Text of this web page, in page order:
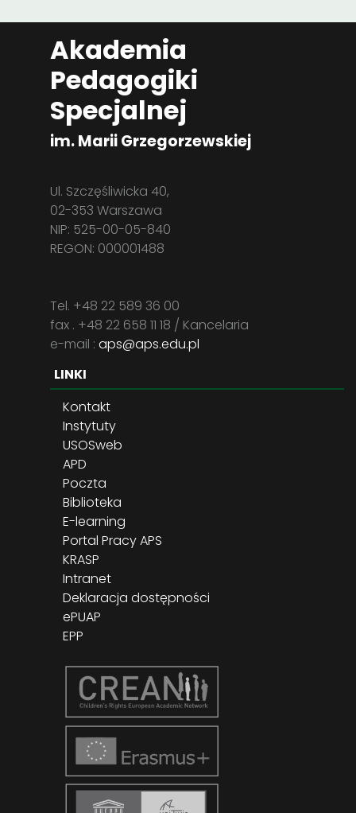
Akademia
Pedagogiki
Specjalnej
im. Marii Grzegorzewskiej
Ul. Szczęśliwicka 40,
02-353 Warszawa
NIP: 525-00-05-840
REGON: 000001488
Tel. +48 22 589 36 00
fax . +48 22 658 11 18 / Kancelaria
e-mail : aps@aps.edu.pl
LINKI
Kontakt
Instytuty
USOSweb
APD
Poczta
Biblioteka
E-learning
Portal Pracy APS
KRASP
Intranet
Deklaracja dostępności
ePUAP
EPP